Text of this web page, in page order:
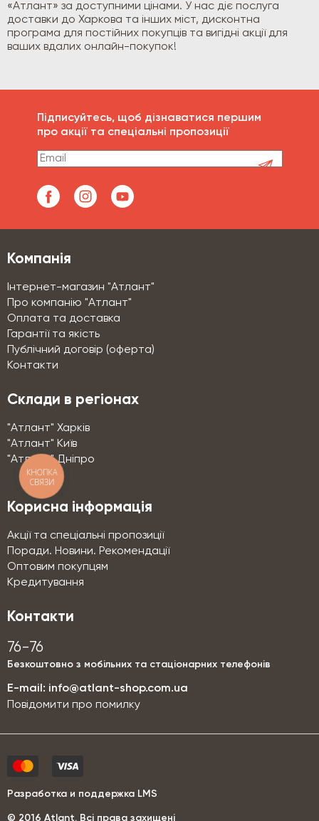
«Атлант» за доступними цінами. У нас діє послуга
доставки до Харкова та інших міст, дисконтна
програма для постійних покупців та вигідні акції для
ваших вдалих онлайн-покупок!
Підписуйтесь, щоб дізнаватися першим
про акції та спеціальні пропозиції
Компанія
Інтернет-магазин "Атлант"
Про компанію "Атлант"
Оплата та доставка
Гарантії та якість
Публічний договір (оферта)
Контакти
Склади в регіонах
"Атлант" Харків
"Атлант" Київ
"Атлант" Дніпро
Корисна інформація
Акції та спеціальні пропозиції
Поради. Новини. Рекомендації
Оптовим покупцям
Кредитування
Контакти
76-76
Безкоштовно з мобільних та стаціонарних телефонів
E-mail: info@atlant-shop.com.ua
Повідомити про помилку
© 2016 Аtlant. Всі права захищені
Разработка и поддержка LMS
КНОПКА
СВЯЗИ